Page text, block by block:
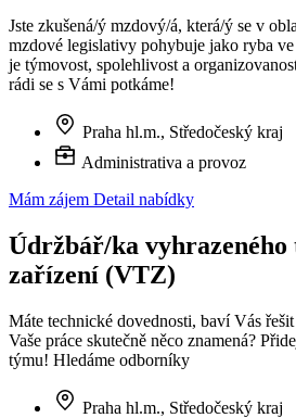
Jste zkušená/ý mzdový/á, která/ý se v
mzdové legislativy pohybuje jako ryba
je týmovost, spolehlivost a
rádi se s Vámi potkáme!
Praha hl.m., Středočeský kraj
Administrativa a provoz
Mám zájem Detail nabídky
Údržbář/ka vyhrazeného
zařízení (VTZ)
Máte technické dovednosti, baví Vás
Vaše práce skutečně něco znamená?
týmu! Hledáme odborníky
Praha hl.m., Středočeský kraj